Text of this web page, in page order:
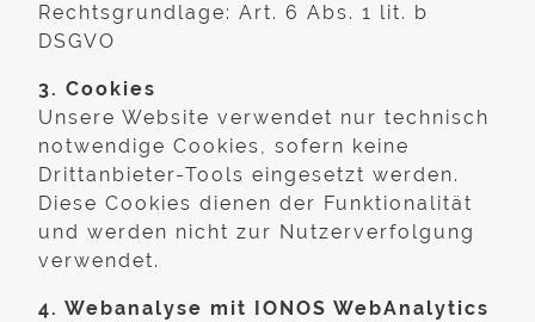
Rechtsgrundlage: Art. 6 Abs. 1 lit. b
DSGVO
3. Cookies
Unsere Website verwendet nur technisch
notwendige Cookies, sofern keine
Drittanbieter-Tools eingesetzt werden.
Diese Cookies dienen der Funktionalität
und werden nicht zur Nutzerverfolgung
verwendet.
4. Webanalyse mit IONOS WebAnalytics